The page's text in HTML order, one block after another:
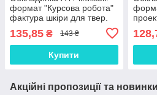
формат "Курсова робота"
фактура шкіри для твер.
бордо (20мм) (1 шт)
135,85 ₴ 143 ₴
Купити
мм
Акційні пропозиції та новинки